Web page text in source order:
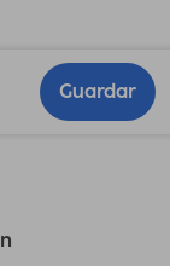
Guardar